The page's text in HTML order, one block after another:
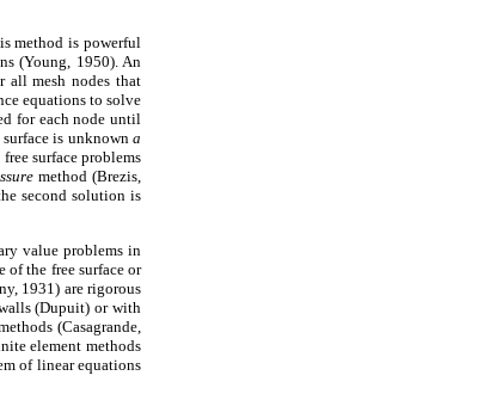
method is powerful
(Young, 1950). An
all mesh nodes that
equations to solve
for each node until
is unknown a
surface problems
method (Brezis,
second solution is
value problems in
of the free surface or
1931) are rigorous
(Dupuit) or with
(Casagrande,
element methods
of linear equations